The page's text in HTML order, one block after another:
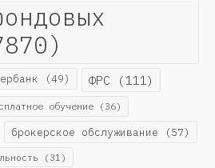
(49) ФРС (111)
обучение (36)
брокерское обслуживание (57)
(31)